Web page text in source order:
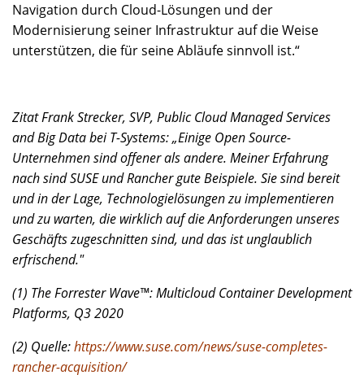
Navigation durch Cloud-Lösungen und der
Modernisierung seiner Infrastruktur auf die Weise
unterstützen, die für seine Abläufe sinnvoll ist.“
Zitat Frank Strecker, SVP, Public Cloud Managed Services
and Big Data bei T-Systems: „Einige Open Source-
Unternehmen sind offener als andere. Meiner Erfahrung
nach sind SUSE und Rancher gute Beispiele. Sie sind bereit
und in der Lage, Technologielösungen zu implementieren
und zu warten, die wirklich auf die Anforderungen unseres
Geschäfts zugeschnitten sind, und das ist unglaublich
erfrischend."
(1) The Forrester Wave™: Multicloud Container Development
Platforms, Q3 2020
(2) Quelle:https://www.suse.com/news/suse-completes-
rancher-acquisition/